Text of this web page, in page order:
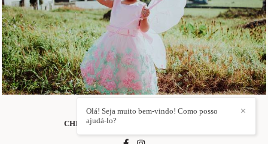
CHRIS DUQUE ESTRADA
✕
Olá! Seja muito bem-vindo! Como posso
ajudá-lo?